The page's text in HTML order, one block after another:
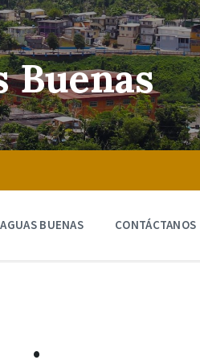
Buenas
AGUAS BUENAS CONTÁCTANOS